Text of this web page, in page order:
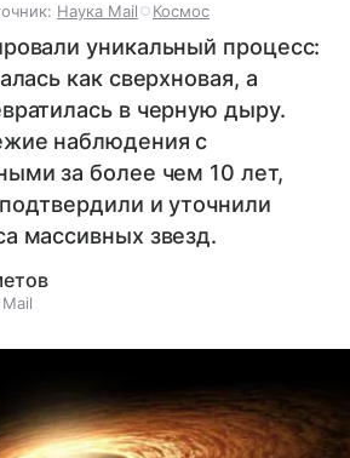
Наука Mail Космос
уникальный процесс:
как сверхновая, а
в черную дыру.
наблюдения с
за более чем 10 лет,
и уточнили
массивных звезд.